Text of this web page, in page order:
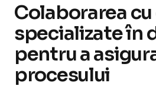
Colaborarea
specializate în
pentru a
procesului